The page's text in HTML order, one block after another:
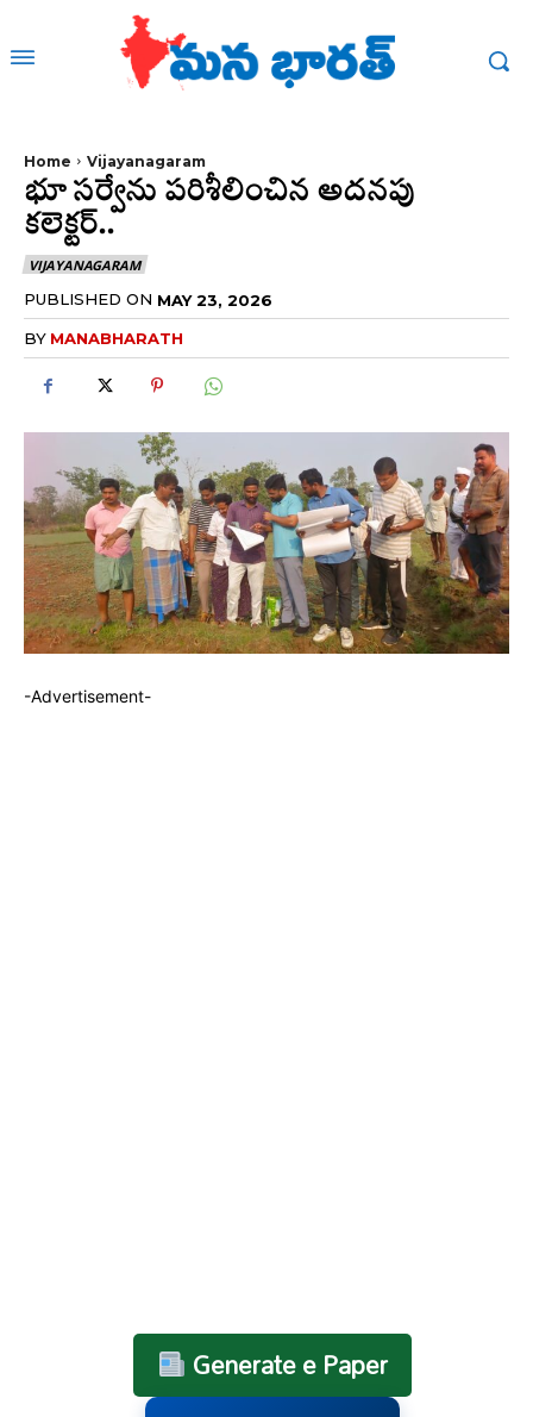
Home Vijayanagaram
భూ సర్వేను పరిశీలించిన అదనపు
కలెక్టర్..
VIJAYANAGARAM
PUBLISHED ON MAY 23, 2026
BY MANABHARATH
-Advertisement-
Generate e Paper